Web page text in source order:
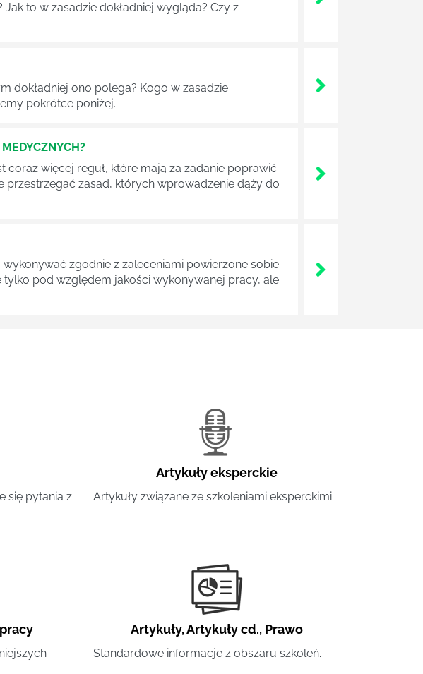
to w zasadzie dokładniej wygląda? Czy z
dokładniej ono polega? Kogo w zasadzie
pokrótce poniżej.
więcej reguł, które mają za zadanie poprawić
przestrzegać zasad, których wprowadzenie dąży do
zgodnie z zaleceniami powierzone sobie
tylko pod względem jakości wykonywanej pracy, ale
się pytania z
Artykuły eksperckie
Artykuły związane ze szkoleniami eksperckimi.
Artykuły,Artykuły cd., Prawo
Standardowe informacje z obszaru szkoleń.